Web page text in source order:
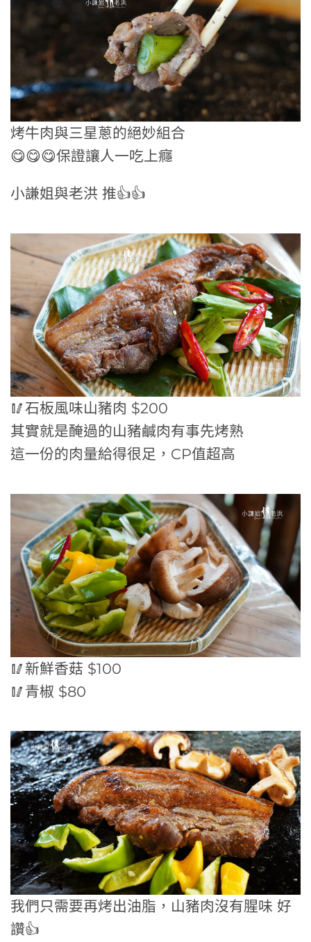
烤牛肉與三星蔥的絕妙組合
😋😋😋保證讓人一吃上癮
小謙姐與老洪 推👍👍
🥢石板風味山豬肉 $200
其實就是醃過的山豬鹹肉有事先烤熟
這一份的肉量給得很足，CP值超高
🥢新鮮香菇 $100
🥢青椒 $80
我們只需要再烤出油脂，山豬肉沒有腥味 好
讚👍